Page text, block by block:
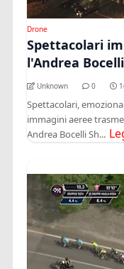
Drone
Spettacolari
l'Andrea
Unknown 0
Spettacolari,
immagini aeree
Andrea Bocelli Sh...